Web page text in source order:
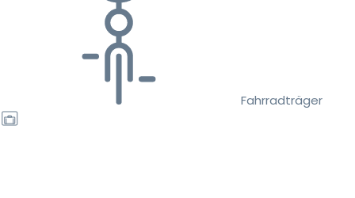
Fahrradträger